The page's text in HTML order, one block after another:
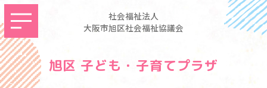
社会福祉法人
大阪市旭区社会福祉協議会
旭区 子ども・子育てプラザ